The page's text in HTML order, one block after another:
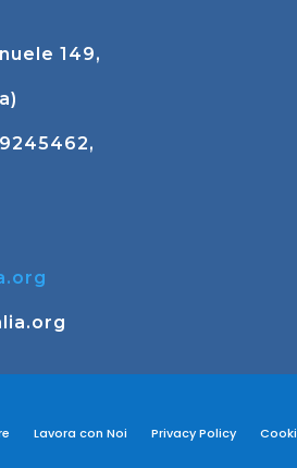
149,
Lavora con Noi Privacy Policy